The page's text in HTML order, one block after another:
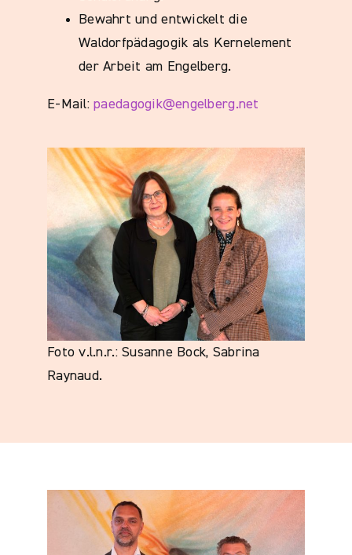
Bewahrt und entwickelt die
Waldorfpädagogik als Kernelement
der Arbeit am Engelberg.
E-Mail:paedagogik@engelberg.net
Foto v.l.n.r.: Susanne Bock, Sabrina
Raynaud.